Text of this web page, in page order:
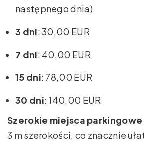
następnego dnia)
3 dni: 30,00 EUR
7 dni: 40,00 EUR
15 dni: 78,00 EUR
30 dni: 140,00 EUR
Szerokie miejsca parkingowe
3 m szerokości, co znacznie